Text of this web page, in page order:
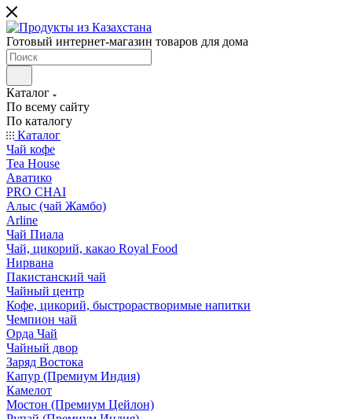
Готовый интернет-магазин товаров для дома
Каталог
По всему сайту
По каталогу
Каталог
Чай кофе
Tea House
Аватико
PRO CHAI
Алыс (чай Жамбо)
Arline
Чай Пиала
Чай, цикорий, какао Royal Food
Нирвана
Пакистанский чай
Чайный центр
Кофе, цикорий, быстрорастворимые напитки
Чемпион чай
Орда Чай
Чайный двор
Заряд Востока
Капур (Премиум Индия)
Камелот
Мостон (Премиум Цейлон)